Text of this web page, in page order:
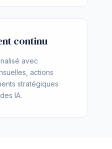
continu
avec
actions
stratégiques
IA.